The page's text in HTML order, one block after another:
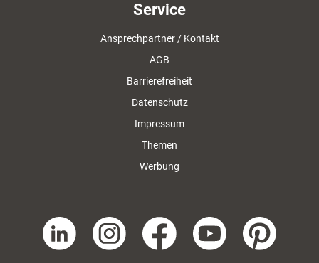
Service
Ansprechpartner / Kontakt
AGB
Barrierefreiheit
Datenschutz
Impressum
Themen
Werbung